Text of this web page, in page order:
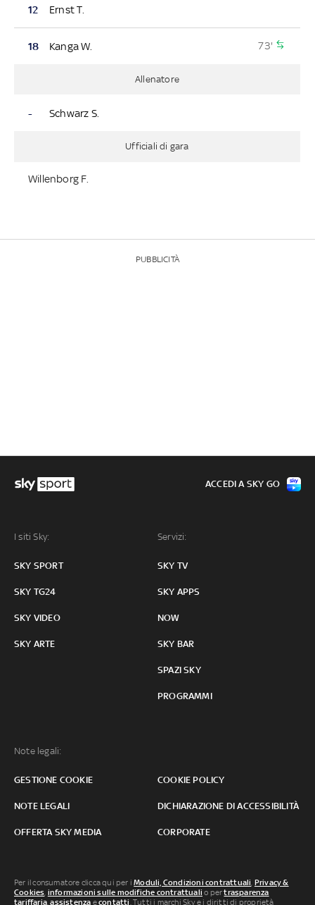
12 Ernst T.
18 Kanga W. 73'
Allenatore
- Schwarz S.
Ufficiali di gara
Willenborg F.
PUBBLICITÀ
I siti Sky:
SKY SPORT
SKY TG24
SKY VIDEO
SKY ARTE
Servizi:
SKY TV
SKY APPS
NOW
SKY BAR
SPAZI SKY
PROGRAMMI
Note legali:
GESTIONE COOKIE COOKIE POLICY
NOTE LEGALI DICHIARAZIONE DI ACCESSIBILITÀ
OFFERTA SKY MEDIA CORPORATE
ACCEDI A SKY GO
Per il consumatore clicca qui per iModuli, Condizioni contrattuali Privacy &
Cookies informazioni sulle modifiche contrattuali o pertrasparenza
tariffaria ,assistenza econtatti . Tutti i marchi Sky e i diritti di proprietà